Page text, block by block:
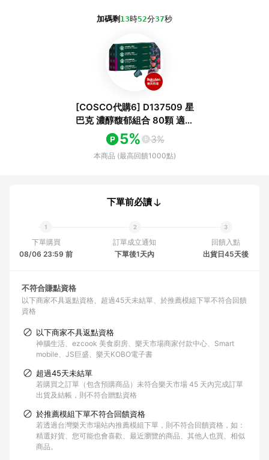
加碼剩 13時52分37秒
[COSCO代購6] D137509 星
巴克 濃醇馥郁組合 80顆 適用
Nespresso膠囊咖啡機
5% 3%
本商品 (最高回饋1000點)
下單前必讀
下單購買
08/06 23:59 前
訂單成立通知
下單後1天內
回饋入點
出貨日45天後
不符合賺點資格
以下商家不具返點資格 超過45天未結單
於推薦模組下單不符合回饋
資格
以下商家不具返點資格
神腦生活、ezcook 美食廚房、樂天市場商家付款中心、Smart
mobile、JS巨盛、樂天KOBO電子書
超過45天未結單
若購買之訂單（包含預購商品）未符合樂天市場 45 天內完成訂單
出貨及結帳，則不符合贈點資格
於推薦模組下單不符合回饋資格
若透過台灣樂天市場站內推薦模組下單，則不符合回饋資格，如：
精選好貨、您可能也會喜歡、最近瀏覽的商品、其他人也買、相似
商品。